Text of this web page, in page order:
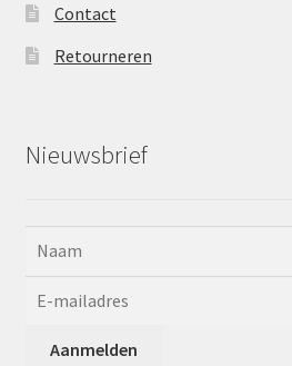
Contact
Retourneren
Nieuwsbrief